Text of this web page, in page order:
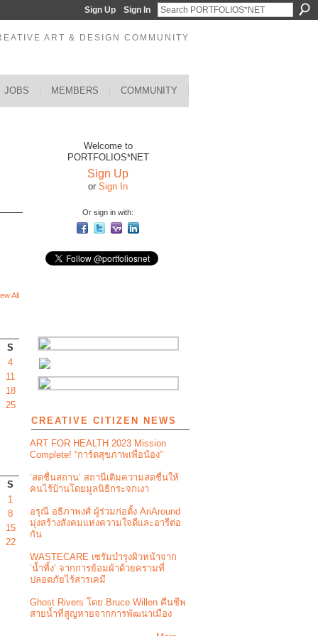
Sign Up Sign In
ART & DESIGN COMMUNITY
JOBS MEMBERS COMMUNITY
All
S
4
11
18
25
S
1
8
15
22
Welcome to
PORTFOLIOS*NET
Sign Up
or Sign In
Or sign in with:
CREATIVE CITIZEN NEWS
ART FOR HEALTH 2023 Mission
Complete! “การ์ดสุขภาพเพื่อน้อง”
‘สดชื่นสถาน’ สถานีเติมความสดชื่นให้
คนไร้บ้านโดยมูลนิธิกระจกเงา
อรุณี อธิภาพงศ์ ผู้ร่วมก่อตั้ง AriAround
มุ่งสร้างสังคมแห่งความใจดีและอารีต่อ
กัน
WASTECARE เซรัมบำรุงผิวหน้าจาก
‘น้ำทิ้ง’ จากการย้อมผ้าด้วยครามที่
ปลอดภัยไร้สารเคมี
Ghost Rivers โดย Bruce Willen คืนชีพ
สายน้ำที่สูญหายจากการพัฒนาเมือง